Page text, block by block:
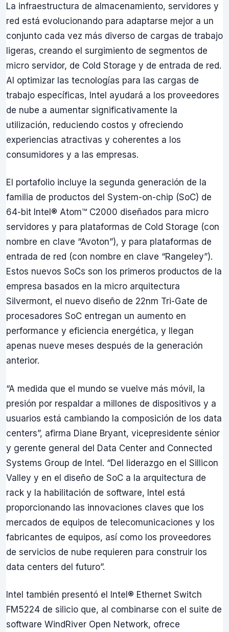
La infraestructura de almacenamiento, servidores y
red está evolucionando para adaptarse mejor a un
conjunto cada vez más diverso de cargas de trabajo
ligeras, creando el surgimiento de segmentos de
micro servidor, de Cold Storage y de entrada de red.
Al optimizar las tecnologías para las cargas de
trabajo específicas, Intel ayudará a los proveedores
de nube a aumentar significativamente la
utilización, reduciendo costos y ofreciendo
experiencias atractivas y coherentes a los
consumidores y a las empresas.
El portafolio incluye la segunda generación de la
familia de productos del System-on-chip (SoC) de
64-bit Intel® Atom™ C2000 diseñados para micro
servidores y para plataformas de Cold Storage (con
nombre en clave “Avoton”), y para plataformas de
entrada de red (con nombre en clave “Rangeley”).
Estos nuevos SoCs son los primeros productos de la
empresa basados en la micro arquitectura
Silvermont, el nuevo diseño de 22nm Tri-Gate de
procesadores SoC entregan un aumento en
performance y eficiencia energética, y llegan
apenas nueve meses después de la generación
anterior.
“A medida que el mundo se vuelve más móvil, la
presión por respaldar a millones de dispositivos y a
usuarios está cambiando la composición de los data
centers”, afirma Diane Bryant, vicepresidente sénior
y gerente general del Data Center and Connected
Systems Group de Intel. “Del liderazgo en el Sillicon
Valley y en el diseño de SoC a la arquitectura de
rack y la habilitación de software, Intel está
proporcionando las innovaciones claves que los
mercados de equipos de telecomunicaciones y los
fabricantes de equipos, así como los proveedores
de servicios de nube requieren para construir los
data centers del futuro”.
Intel también presentó el Intel® Ethernet Switch
FM5224 de silicio que, al combinarse con el suite de
software WindRiver Open Network, ofrece